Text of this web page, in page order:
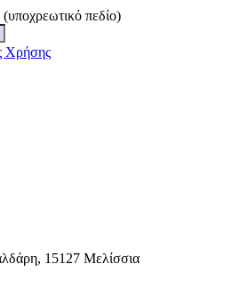
πεδίο)
Χρήσης
15127 Μελίσσια